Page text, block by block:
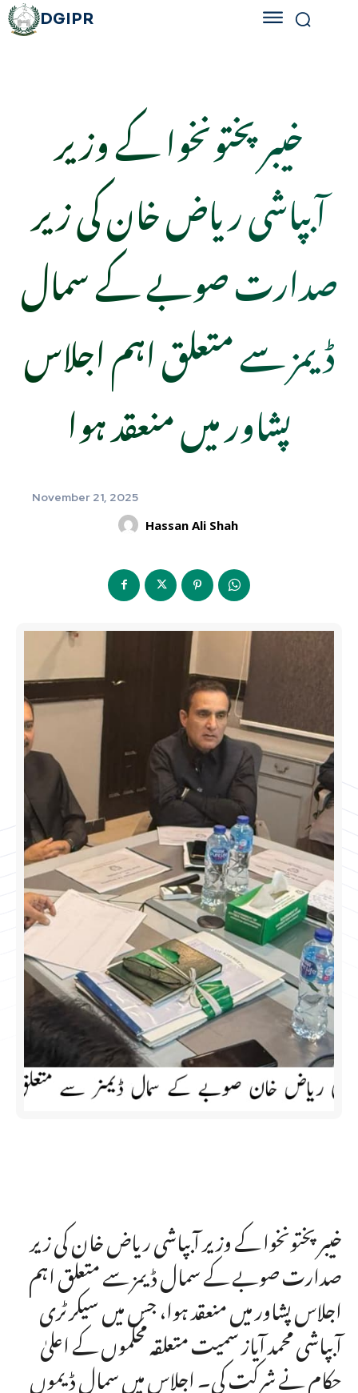
DGIPR
خیبرپختونخوا کے وزیر
آبپاشی ریاض خان کی زیر
صدارت صوبے کے سمال
ڈیمز سے متعلق اہم اجلاس
پشاور میں منعقد ہوا
November 21, 2025
Hassan Ali Shah
خیبرپختونخوا کے وزیر آبپاشی ریاض خان کی زیر
صدارت صوبے کے سمال ڈیمز سے متعلق اہم
اجلاس پشاور میں منعقد ہوا، جس میں سیکرٹری
آبپاشی محمد آياز سمیت متعلقہ محکموں کے اعلیٰ
حکام نے شرکت کی۔ اجلاس میں سمال ڈیموں